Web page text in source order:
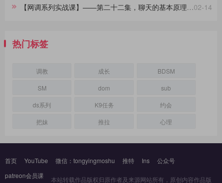
02-14
【网调系列实战课】——第二十二集，聊天的基本原理，90%的人不知道
热门标签
调教 成长
BDSM
SM
dom
sub
ds系列
K9任务
约会
把妹
推拉 心理
首页 YouTube 微信：tongyingmoshu 推特 Ins
公众号
patreon会员课
本站转载作品版权归原作者及来源网站所有，原创内容作品版